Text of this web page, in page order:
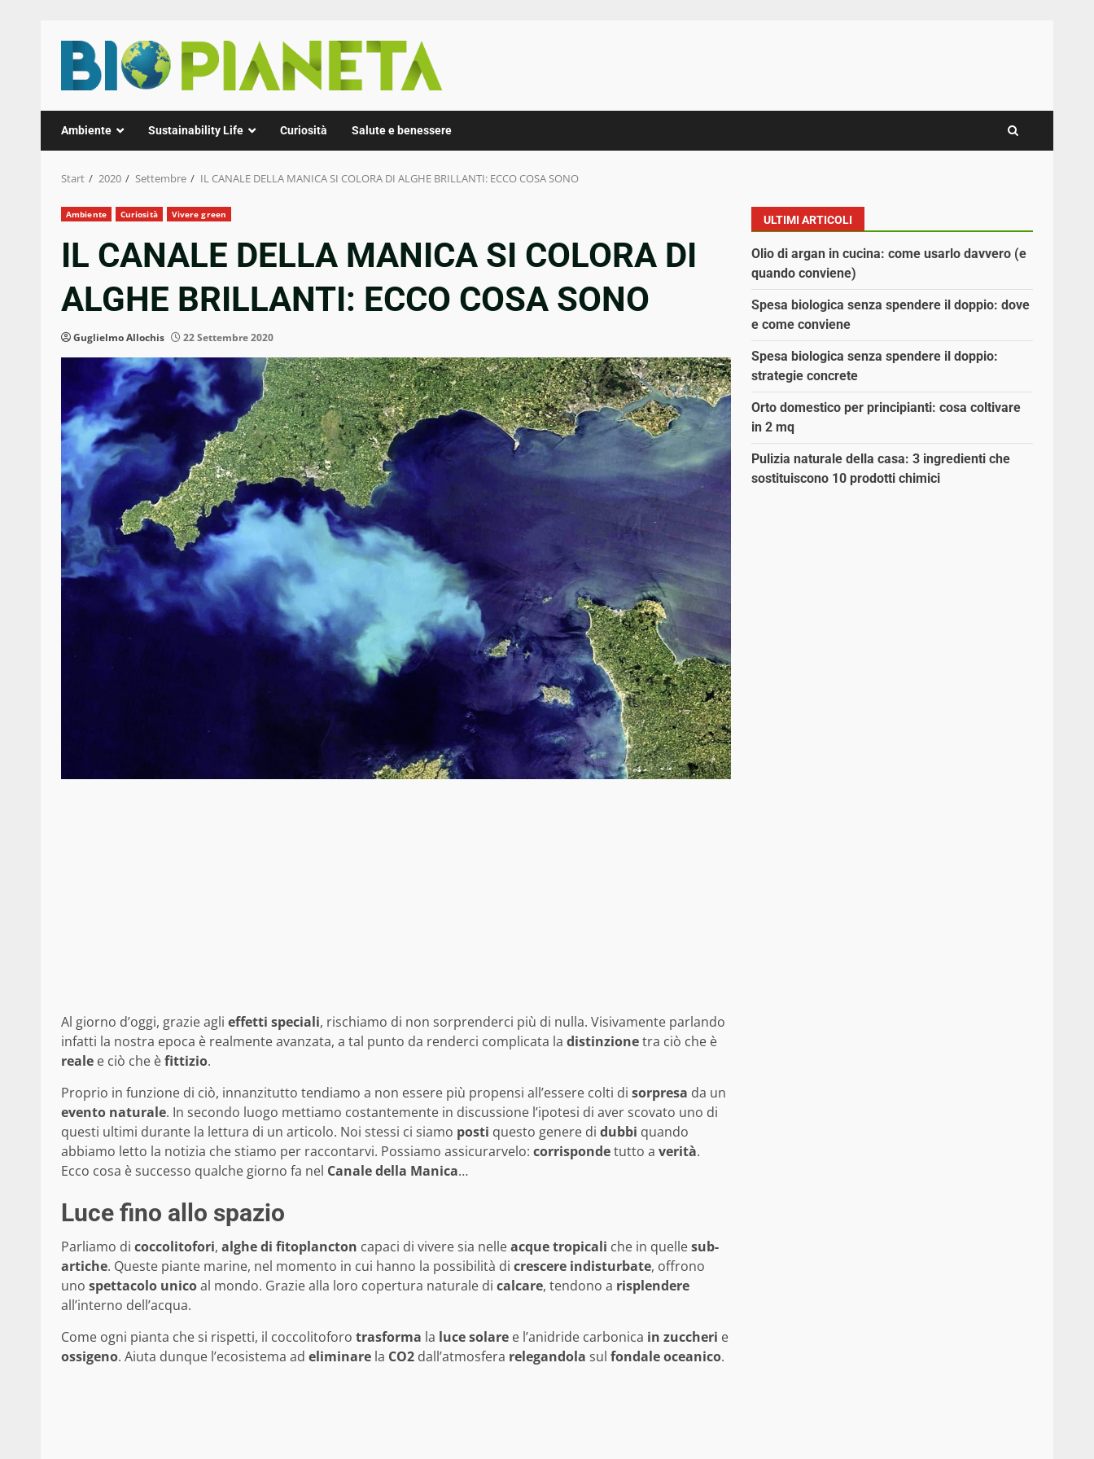
Inhalt
springen
Ambiente Sustainability Life Curiosità Salute e benessere
Start 2020 Settembre IL CANALE DELLA MANICA SI COLORA DI ALGHE BRILLANTI: ECCO COSA SONO
Ambiente Curiosità Vivere green
IL CANALE DELLA MANICA SI COLORA DI
ALGHE BRILLANTI: ECCO COSA SONO
Guglielmo Allochis 22 Settembre 2020
Al giorno d’oggi, grazie agli effetti speciali, rischiamo di non sorprenderci più di nulla. Visivamente parlando
infatti la nostra epoca è realmente avanzata, a tal punto da renderci complicata la distinzionetra ciò che è
reale e ciò che èfittizio.
Proprio in funzione di ciò, innanzitutto tendiamo a non essere più propensi all’essere colti di sorpresa da un
evento naturale. In secondo luogo mettiamo costantemente in discussione l’ipotesi di aver scovato uno di
questi ultimi durante la lettura di un articolo. Noi stessi ci siamo posti questo genere di dubbi quando
abbiamo letto la notizia che stiamo per raccontarvi. Possiamo assicurarvelo: corrispondetutto a verità.
Ecco cosa è successo qualche giorno fa nel Canale della Manica…
Luce fino allo spazio
Parliamo di coccolitofori, alghe di fitoplancton capaci di vivere sia nelleacquetropicali che in quellesub-
artiche. Queste piante marine, nel momento in cui hanno la possibilità di crescere indisturbate, offrono
uno spettacolo unicoal mondo. Grazie alla loro copertura naturale di calcare, tendono a risplendere
all’interno dell’acqua.
Come ogni pianta che si rispetti, il coccolitoforo trasforma la lucesolare e l’anidride carbonica in zuccheri e
ossigeno. Aiuta dunque l’ecosistema ad eliminare la CO2 dall’atmosfera relegandola sul fondale oceanico.
ULTIMI ARTICOLI
Olio di argan in cucina: come usarlo davvero (e
quando conviene)
Spesa biologica senza spendere il doppio: dove
e come conviene
Spesa biologica senza spendere il doppio:
strategie concrete
Orto domestico per principianti: cosa coltivare
in 2 mq
Pulizia naturale della casa: 3 ingredienti che
sostituiscono 10 prodotti chimici